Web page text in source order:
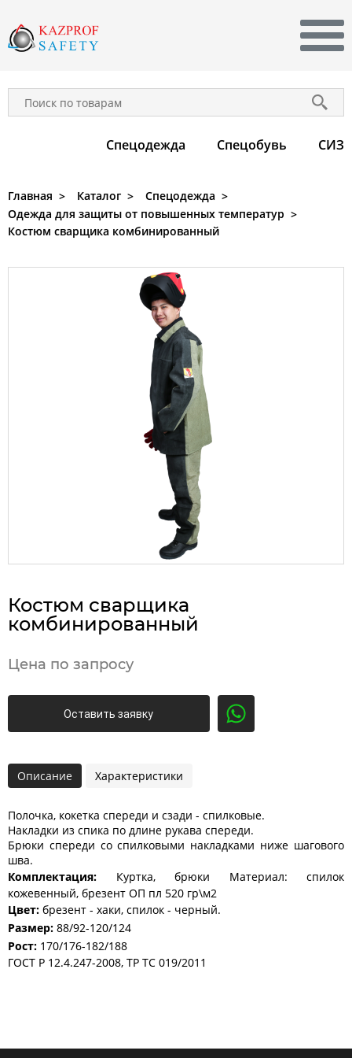
Спецодежда Спецобувь CИЗ
КЛИЕНТАМ
КОНТАКТЫ
Заказать звонок
+7 701 747-99-00
Главная Каталог
Спецодежда
Одежда для защиты от повышенных температур
Костюм сварщика комбинированный
Костюм сварщика
комбинированный
Цена по запросу
Оставить заявку
Описание Характеристики
Полочка, кокетка спереди и сзади - спилковые.
Накладки из спика по длине рукава спереди.
Брюки спереди со спилковыми накладками ниже шагового
шва.
Комплектация: Куртка, брюки Материал: спилок
кожевенный, брезент ОП пл 520 гр\м2
Цвет: брезент - хаки, спилок - черный.
Размер: 88/92-120/124
Рост: 170/176-182/188
ГОСТ Р 12.4.247-2008, ТР ТС 019/2011